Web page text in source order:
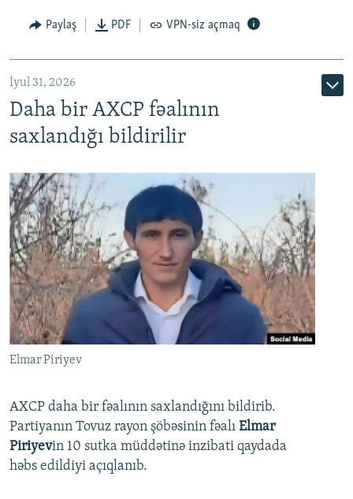
Paylaş PDF VPN-siz açmaq
İyul 31, 2026
Daha bir AXCP fəalının
saxlandığı bildirilir
Elmar Piriyev
AXCP daha bir fəalının saxlandığını bildirib.
Partiyanın Tovuz rayon şöbəsinin fəalı Elmar
Piriyevin 10 sutka müddətinə inzibati qaydada
həbs edildiyi açıqlanıb.